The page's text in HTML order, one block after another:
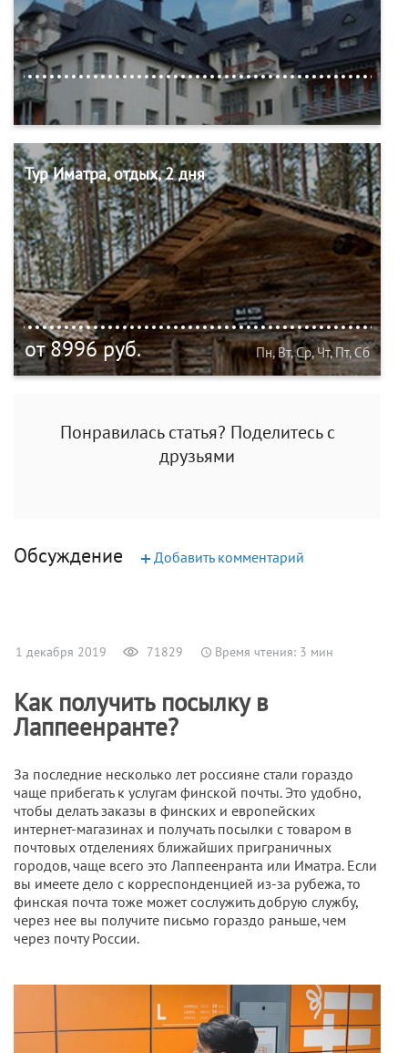
Тур Иматра, отдых, 2 дня
от 8996 руб. Пн, Вт, Ср, Чт, Пт, Сб
Понравилась статья? Поделитесь с
друзьями
Обсуждение +Добавить комментарий
1 декабря 2019 71829 Время чтения: 3 мин
Как получить посылку в
Лаппеенранте?
За последние несколько лет россияне стали гораздо
чаще прибегать к услугам финской почты. Это удобно,
чтобы делать заказы в финских и европейских
интернет-магазинах и получать посылки с товаром в
почтовых отделениях ближайших приграничных
городов, чаще всего это Лаппеенранта или Иматра. Если
вы имеете дело с корреспонденцией из-за рубежа, то
финская почта тоже может сослужить добрую службу,
через нее вы получите письмо гораздо раньше, чем
через почту России.